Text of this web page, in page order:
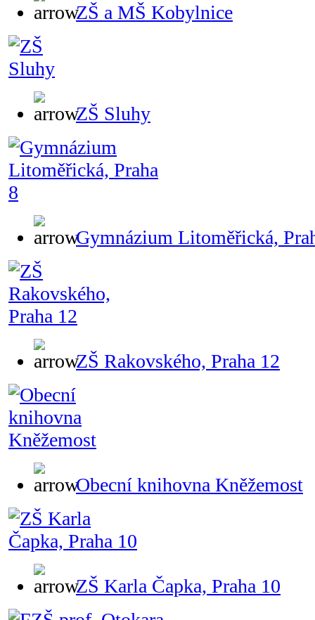
ZŠ a MŠ Kobylnice
ZŠ Sluhy
Gymnázium Litoměřická,
ZŠ Rakovského, Praha 12
Obecní knihovna Kněžemost
ZŠ Karla Čapka, Praha 10